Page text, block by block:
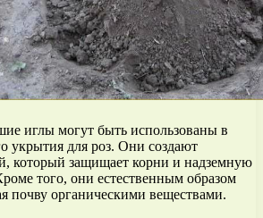
иглы могут быть использованы в
укрытия для роз. Они создают
который защищает корни и надземную
того, они естественным образом
почву органическими веществами.